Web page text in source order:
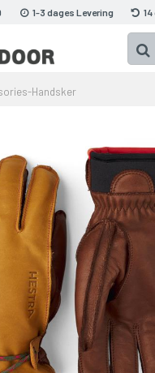
1-3 dages Levering
-Handsker